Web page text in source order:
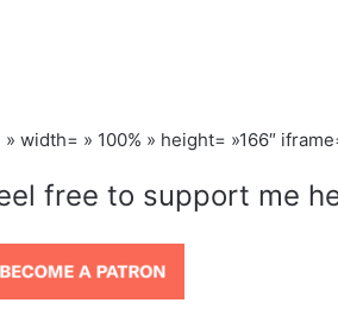
width= » 100% » height= »166″
free to support me